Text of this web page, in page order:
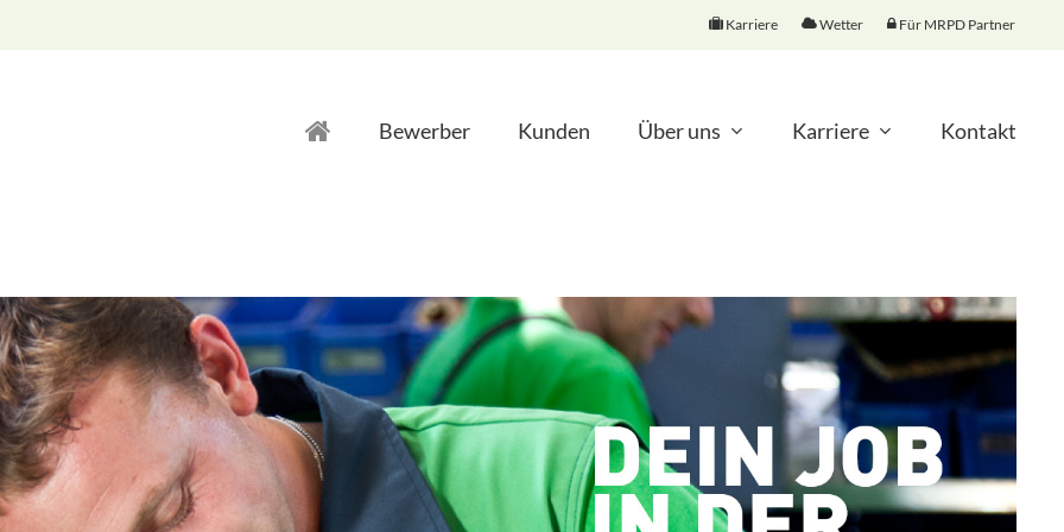
Karriere Wetter Für MRPD Partner
Bewerber Kunden Über uns Karriere Kontakt